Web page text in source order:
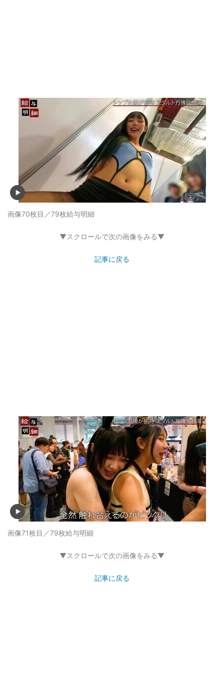
画像70枚目／79枚給与明細
▼スクロールで次の画像をみる▼
記事に戻る
画像71枚目／79枚給与明細
▼スクロールで次の画像をみる▼
記事に戻る